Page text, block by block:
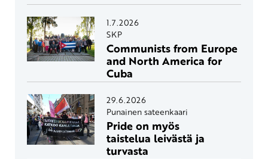
1.7.2026
SKP
Communists from Europe
and North America for
Cuba
29.6.2026
Punainen sateenkaari
Pride on myös
taistelua leivästä ja
turvasta